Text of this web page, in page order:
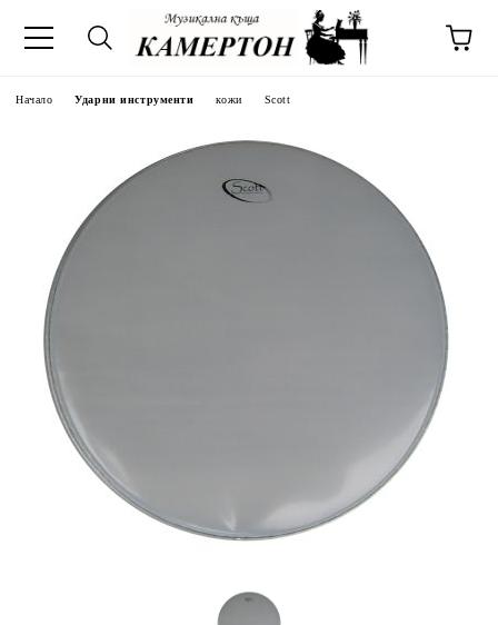
Начало Ударни инструменти кожи Scott